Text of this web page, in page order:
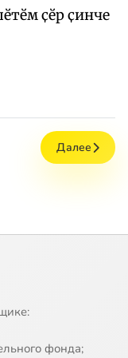
ҫӗр ҫинче
Далее
фонда;